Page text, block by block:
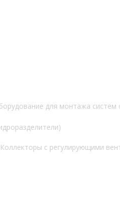
для монтажа систем
Коллекторы с регулирующими